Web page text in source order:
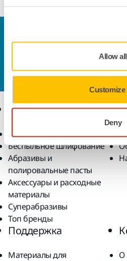
Allow all
Customize
Deny
, и специалисты
на ваши вопросы.
Продукты
Инструмент
Беспыльное шлифование
Абразивы и
полировальные пасты
Аксессуары и расходные
материалы
Суперабразивы
Топ бренды
Поддержка
Материалы для
О